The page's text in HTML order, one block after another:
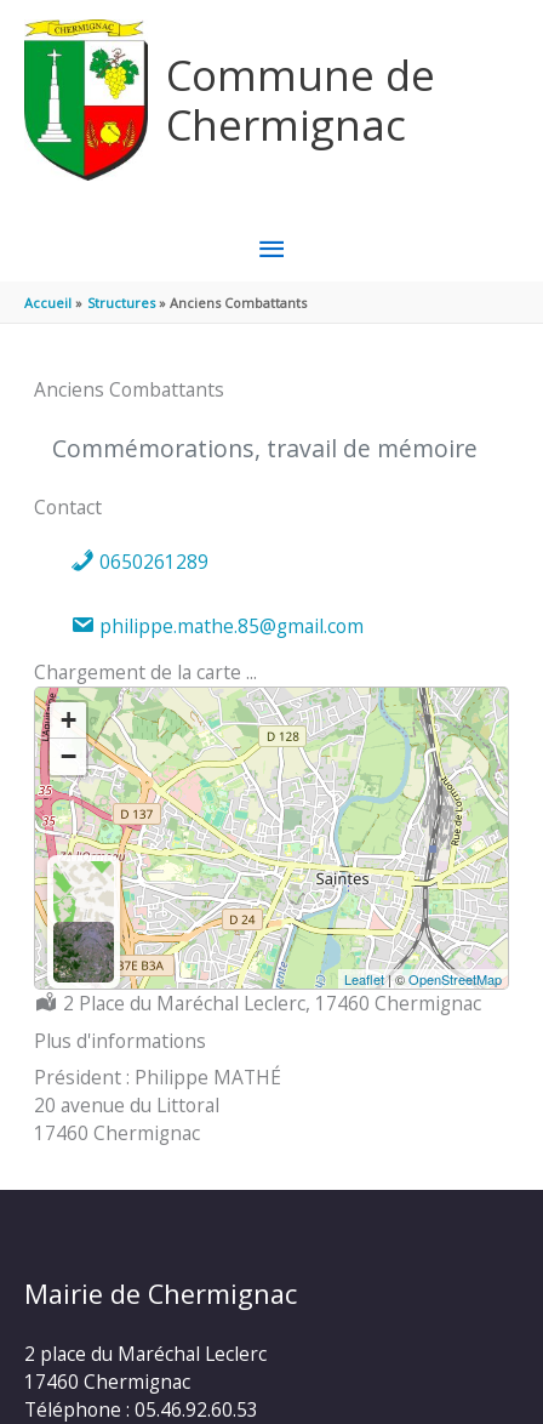
Commune de
Chermignac
MENU
PRINCIPAL
Accueil Structures Anciens Combattants
Anciens Combattants
Commémorations, travail de mémoire
Contact
0650261289
philippe.mathe.85@gmail.com
Chargement de la carte ...
+
−
Leaflet| ©OpenStreetMap
Localisation :
2 Place du Maréchal Leclerc, 17460 Chermignac
Plus d'informations
Président : Philippe MATHÉ
20 avenue du Littoral
17460 Chermignac
Mairie de Chermignac
2 place du Maréchal Leclerc
17460 Chermignac
Téléphone : 05.46.92.60.53